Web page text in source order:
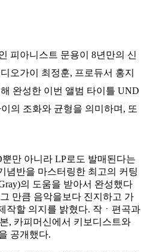
피아니스트 문용이 8년만의 신
오가이 최정훈, 프로듀서 홍지
완성한 이번 앨범 타이틀 UND
의 조화와 균형을 의미하며, 또
만 아니라 LP로도 발매된다는
념반을 마스터링한 최고의 커팅
의 도움을 받아서 완성했다
만큼 음악을보다 진지하고 가
작할 의지를 밝혔다. 작ㆍ편곡과
, 카피머신에서 키보디스트와
공개했다.